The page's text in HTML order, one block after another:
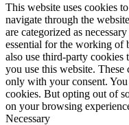
This website uses cookies
navigate through the
are categorized as
essential for the working of
also use third-party cookies
you use this website.
only with your consent.
cookies. But opting out of
on your browsing
Necessary